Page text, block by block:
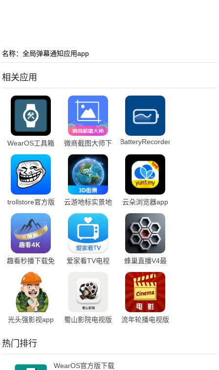
名称：全局弹幕通知应用app
相关应用
WearOS工具箱
手机版
微商截图大师下
载安装手机版免
费
BatteryRecorder
trollstore官方版
下载
云游地标实景地
图下载手机版
云朵浏览器app
下载
趣看秒播下载免
费版
爱家看TV电视
蜂巢直播V4最
新版本
光头强影视app 蜀山影院电视版 流年轮播电视版
热门排行
WearOS官方版下载